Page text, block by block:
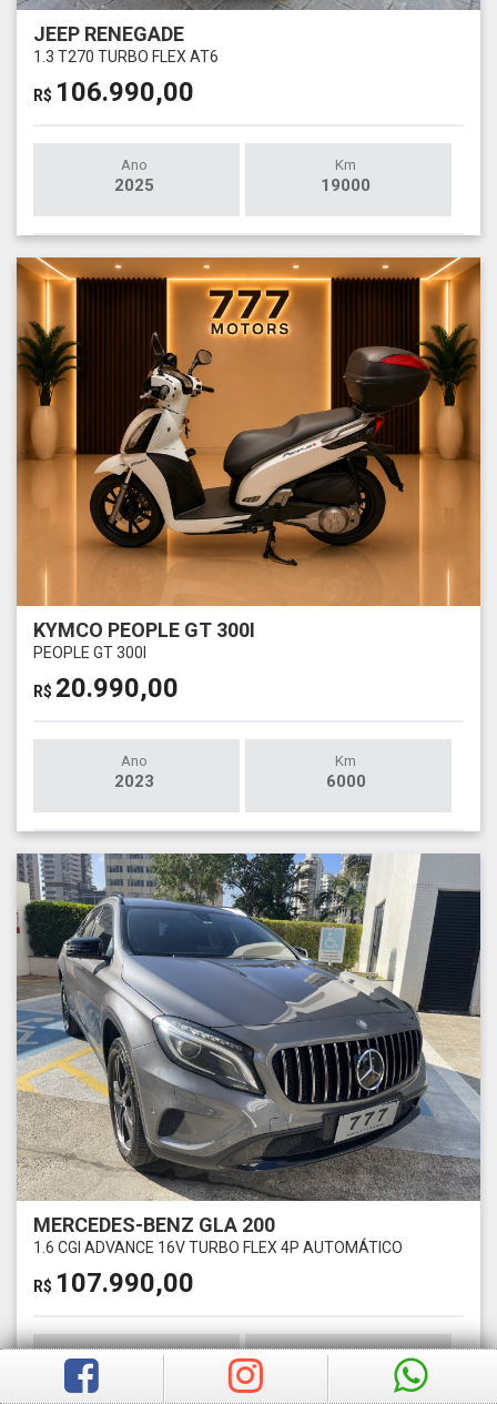
JEEP RENEGADE
1.3 T270 TURBO FLEX AT6
R$ 106.990,00
Ano
2025
Km
19000
KYMCO PEOPLE GT 300I
PEOPLE GT 300I
R$ 20.990,00
Ano
2023
Km
6000
MERCEDES-BENZ GLA 200
1.6 CGI ADVANCE 16V TURBO FLEX 4P AUTOMÁTICO
R$ 107.990,00